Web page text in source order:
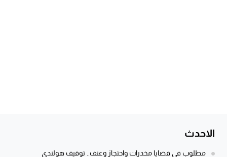
الاحدث
مطلوب في قضايا مخدرات واحتجاز وعنف.. توقيف هولندي